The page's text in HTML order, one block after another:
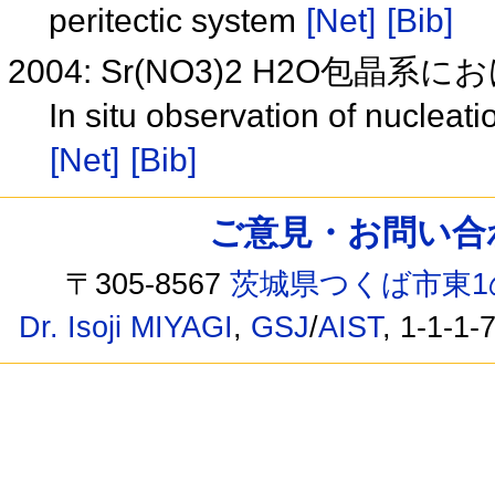
peritectic system [Net] [Bib]
2004: Sr(NO3)2 H2O包晶系に
In situ observation of
[Net] [Bib]
ご意見・お問い
〒305-8567茨城県つくば市東
Dr. Isoji MIYAGI, GSJ/AIST, 1-1-1-